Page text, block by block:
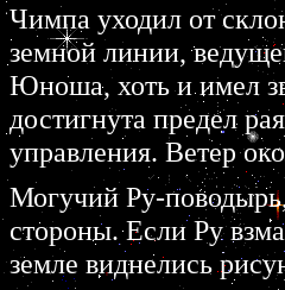
Чимпа уходил от
земной линии,
Юноша, хоть и имел
достигнута предел
управления. Ветер
Могучий Ру-
стороны. Если Ру
земле виднелись